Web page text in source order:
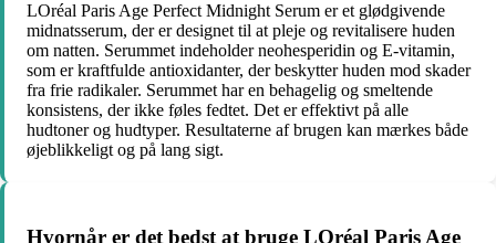
LOréal Paris Age Perfect Midnight Serum er et glødgivende
midnatsserum, der er designet til at pleje og revitalisere huden
om natten. Serummet indeholder neohesperidin og E-vitamin,
som er kraftfulde antioxidanter, der beskytter huden mod skader
fra frie radikaler. Serummet har en behagelig og smeltende
konsistens, der ikke føles fedtet. Det er effektivt på alle
hudtoner og hudtyper. Resultaterne af brugen kan mærkes både
øjeblikkeligt og på lang sigt.
Hvornår er det bedst at bruge LOréal Paris Age